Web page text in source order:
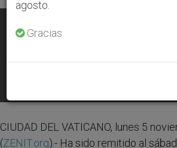
NOV 05, 2012 00:00
CIUDAD DEL VATICANO, lunes 5
(ZENIT.org).- Ha sido remitido al
agosto.
Gracias.